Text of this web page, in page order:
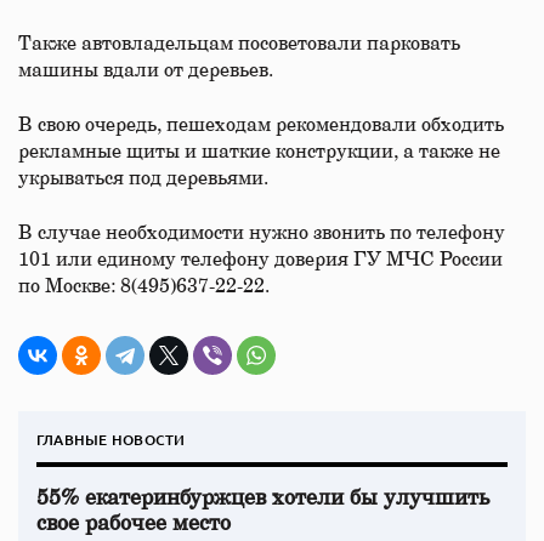
Также автовладельцам посоветовали парковать
машины вдали от деревьев.
В свою очередь, пешеходам рекомендовали обходить
рекламные щиты и шаткие конструкции, а также не
укрываться под деревьями.
В случае необходимости нужно звонить по телефону
101 или единому телефону доверия ГУ МЧС России
по Москве: 8(495)637-22-22.
ГЛАВНЫЕ НОВОСТИ
55% екатеринбуржцев хотели бы улучшить
свое рабочее место